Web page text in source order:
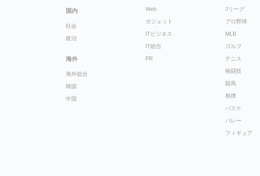
国内
社会
政治
海外
海外総合
韓国
中国
Web
ガジェット
ITビジネス
IT総合
PR
Jリーグ
プロ野球
MLB
ゴルフ
テニス
格闘技
競馬
相撲
バスケ
バレー
フィギュア